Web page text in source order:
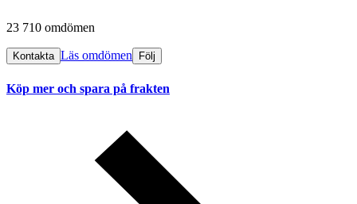
23 710 omdömen
Kontakta Läs omdömen Följ
Köp mer och spara på frakten